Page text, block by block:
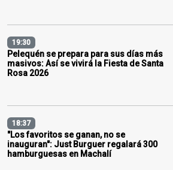
19:30
Pelequén se prepara para sus días más
masivos: Así se vivirá la Fiesta de Santa
Rosa 2026
18:37
"Los favoritos se ganan, no se
inauguran": Just Burguer regalará 300
hamburguesas en Machalí